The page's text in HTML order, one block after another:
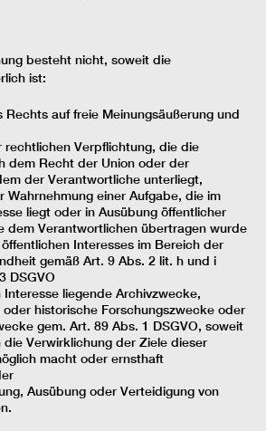
besteht nicht, soweit die
ist:
Rechts auf freie Meinungsäußerung und
rechtlichen Verpflichtung, die die
dem Recht der Union oder der
der Verantwortliche unterliegt,
Wahrnehmung einer Aufgabe, die im
liegt oder in Ausübung öffentlicher
dem Verantwortlichen übertragen wurde
Interesses im Bereich der
gemäß Art. 9 Abs. 2 lit. h und i
DSGVO
liegende Archivzwecke,
historische Forschungszwecke oder
gem. Art. 89 Abs. 1 DSGVO, soweit
Verwirklichung der Ziele dieser
macht oder ernsthaft
Ausübung oder Verteidigung von